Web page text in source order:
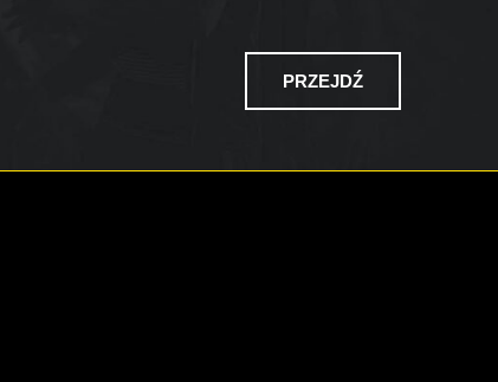
PRZEJDŹ